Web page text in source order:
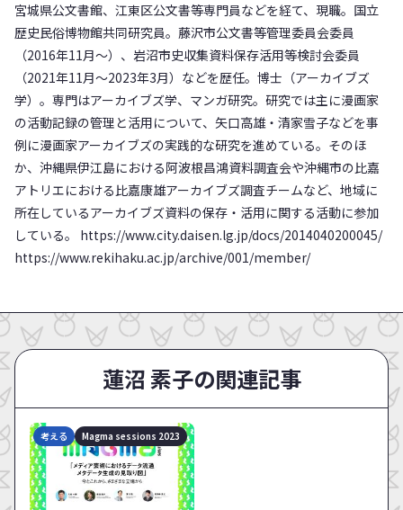
宮城県公文書館、江東区公文書等専門員などを経て、現職。国立
歴史民俗博物館共同研究員。藤沢市公文書等管理委員会委員
（2016年11月～）、岩沼市史収集資料保存活用等検討会委員
（2021年11月～2023年3月）などを歴任。博士（アーカイブズ
学）。専門はアーカイブズ学、マンガ研究。研究では主に漫画家
の活動記録の管理と活用について、矢口高雄・清家雪子などを事
例に漫画家アーカイブズの実践的な研究を進めている。そのほ
か、沖縄県伊江島における阿波根昌鴻資料調査会や沖縄市の比嘉
アトリエにおける比嘉康雄アーカイブズ調査チームなど、地域に
所在しているアーカイブズ資料の保存・活用に関する活動に参加
している。 https://www.city.daisen.lg.jp/docs/2014040200045/
https://www.rekihaku.ac.jp/archive/001/member/
蓮沼 素子の関連記事
考える Magma sessions 2023